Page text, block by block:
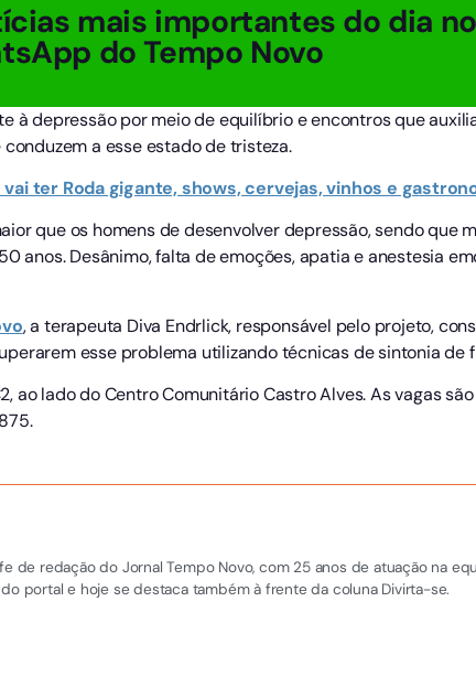
mais importantes do dia no
do Tempo Novo
à depressão por meio de equilíbrio e encontros que
a esse estado de tristeza.
ter Roda gigante, shows, cervejas, vinhos e
que os homens de desenvolver depressão, sendo que
anos. Desânimo, falta de emoções, apatia e anestesia
, a terapeuta Diva Endrlick, responsável pelo projeto,
esse problema utilizando técnicas de sintonia de
ao lado do Centro Comunitário Castro Alves. As vagas
de redação do Jornal Tempo Novo, com 25 anos de atuação na
portal e hoje se destaca também à frente da coluna Divirta-se.